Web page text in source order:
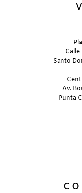
Calle
Santo
Av.
Punta